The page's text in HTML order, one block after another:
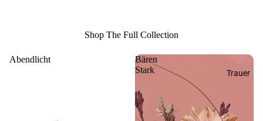
Trauer
Shop The Full Collection
Abendlicht
Bären
Stark